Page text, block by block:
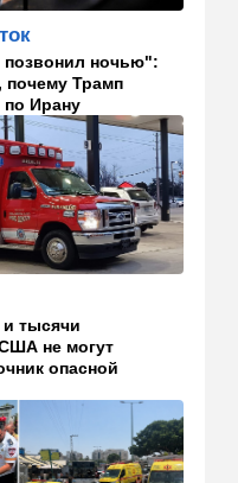
знал: известного
певца и поэта
собственный
правила ПДД
водителей
и
Диана: появилась
автобусного
праздникам:
авиалинии
позвонил ночью":
почему Трамп
Ирану
тысячи
не могут
опасной